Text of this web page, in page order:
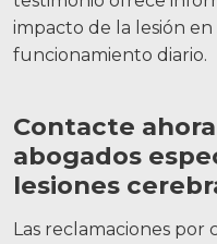
impacto de la lesión en
funcionamiento diario.
Contacte
abogados
lesiones
Las reclamaciones